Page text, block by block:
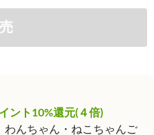
ント10%還元(４倍)
んちゃん・ねこちゃんご